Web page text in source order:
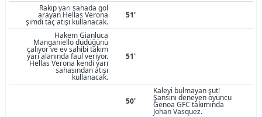
Rakip yarı sahada gol
arayan Hellas Verona
şimdi taç atışı kullanacak.
51'
Hakem Gianluca
Manganiello düdüğünü
çalıyor ve ev sahibi takım
yarı alanında faul veriyor.
Hellas Verona kendi yarı
sahasından atışı
kullanacak.
51'
50'
Kaleyi bulmayan şut!
Şansını deneyen oyuncu
Genoa GFC takımında
Johan Vasquez.